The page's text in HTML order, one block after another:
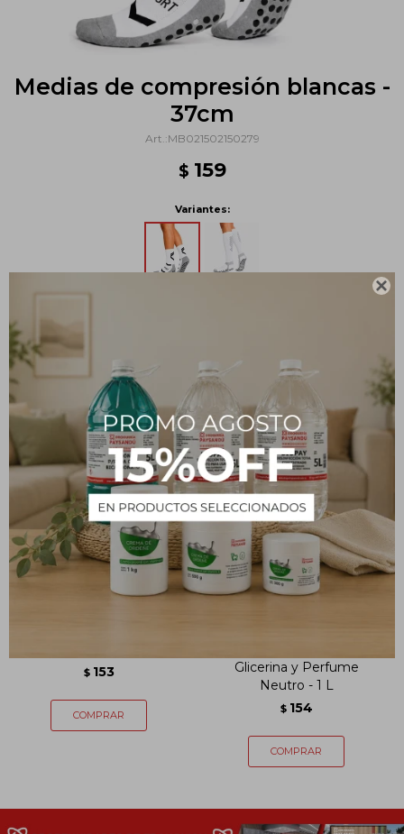

Medias de compresión blancas -
37cm
MB021502150279
$ 159
Variantes:
PRODUCTOS QUE TE PUEDEN INTERESAR
$ 153
Glicerina y Perfume
Neutro - 1 L
$ 154